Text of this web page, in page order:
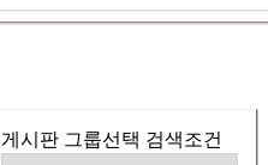
게시판 그룹선택 검색조건